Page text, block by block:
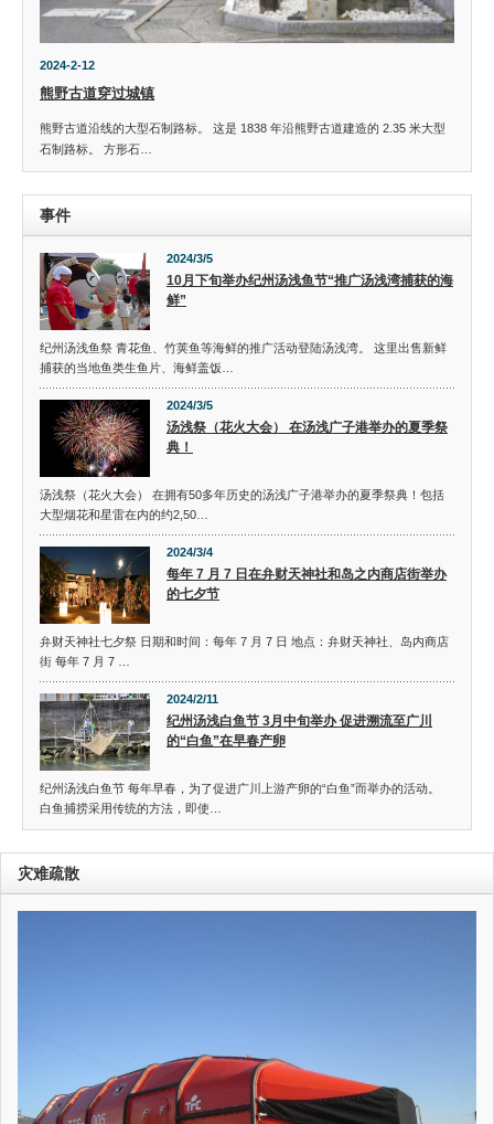
2024-2-12
熊野古道穿过城镇
熊野古道沿线的大型石制路标。 这是 1838 年沿熊野古道建造的 2.35 米大型
石制路标。 方形石…
事件
2024/3/5
10月下旬举办纪州汤浅鱼节“推广汤浅湾捕获的海
鲜”
纪州汤浅鱼祭 青花鱼、竹荚鱼等海鲜的推广活动登陆汤浅湾。 这里出售新鲜
捕获的当地鱼类生鱼片、海鲜盖饭…
2024/3/5
汤浅祭（花火大会） 在汤浅广子港举办的夏季祭
典！
汤浅祭（花火大会） 在拥有50多年历史的汤浅广子港举办的夏季祭典！包括
大型烟花和星雷在内的约2,50…
2024/3/4
每年 7 月 7 日在弁财天神社和岛之内商店街举办
的七夕节
弁财天神社七夕祭 日期和时间：每年 7 月 7 日 地点：弁财天神社、岛内商店
街 每年 7 月 7 …
2024/2/11
纪州汤浅白鱼节 3月中旬举办 促进溯流至广川
的“白鱼”在早春产卵
纪州汤浅白鱼节 每年早春，为了促进广川上游产卵的“白鱼”而举办的活动。
白鱼捕捞采用传统的方法，即使…
灾难疏散